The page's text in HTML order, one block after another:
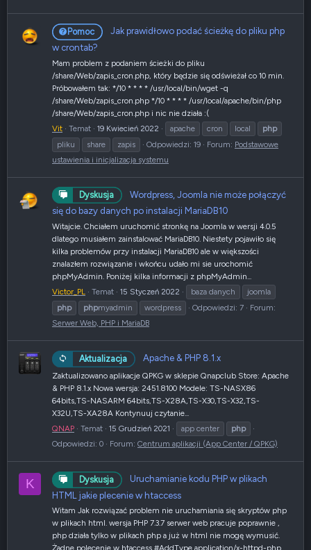
Pomoc
Jak prawidłowo podać ścieżkę do pliku php
w crontab?
Mam problem z podaniem ścieżki do pliku
/share/Web/zapis_cron.php, który będzie się odświeżał co 10 min.
Próbowałem tak: */10 * * * * /usr/local/bin/wget -q
/share/Web/zapis_cron.php */10 * * * * /usr/local/apache/bin/php
/share/Web/zapis_cron.php i nic nie działa :(
Vit
Temat 19 Kwiecień 2022 apache cron local
php
pliku
share zapis Odpowiedzi: 19 Forum: Podstawowe
ustawienia i inicjalizacja systemu
Dyskusja
Wordpress, Joomla nie może połączyć
się do bazy danych po instalacji MariaDB10
Witajcie. Chciałem uruchomić stronkę na Joomla w wersji 4.0.5
dlatego musiałem zainstalować MariaDB10. Niestety pojawiło się
kilka problemów przy instalacji MariaDB10 ale w większości
znalazłem rozwiązanie i wkońcu udało mi sie urochomić
phpMyAdmin. Poniżej kilka informacji z phpMyAdmin...
Victor_PL
Temat 15 Styczeń 2022 baza danych
joomla
php
phpmyadmin wordpress Odpowiedzi: 7
Forum:
Serwer Web, PHP i MariaDB
Aktualizacja Apache & PHP 8.1.x
Zaktualizowano aplikacje QPKG w sklepie Qnapclub Store: Apache
& PHP 8.1.x Nowa wersja: 2451.8100 Modele: TS-NASX86
64bits,TS-NASARM 64bits,TS-X28A,TS-X30,TS-X32,TS-
X32U,TS-XA28A Kontynuuj czytanie...
QNAP
Temat 15 Grudzień 2021 app center
php
Odpowiedzi: 0
Forum: Centrum aplikacji (App Center / QPKG)
K Dyskusja
Uruchamianie kodu PHP w plikach
HTML jakie plecenie w htaccess
Witam Jak rozwiązać problem nie uruchamiania się skryptów php
w plikach html. wersja PHP 7.3.7 serwer web pracuje poprawnie ,
php działa tylko w plikach php a już w html nie mogę wymusić.